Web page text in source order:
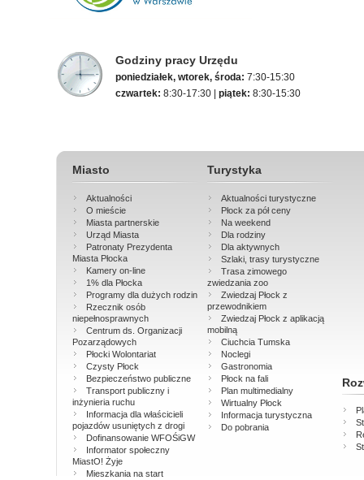
Godziny pracy Urzędu
poniedziałek, wtorek, środa: 7:30-15:30
czwartek: 8:30-17:30 | piątek: 8:30-15:30
Miasto
Aktualności
O mieście
Miasta partnerskie
Urząd Miasta
Patronaty Prezydenta
Miasta Płocka
Kamery on-line
1% dla Płocka
Programy dla dużych rodzin
Rzecznik osób
niepełnosprawnych
Centrum ds. Organizacji
Pozarządowych
Płocki Wolontariat
Czysty Płock
Bezpieczeństwo publiczne
Transport publiczny i
inżynieria ruchu
Informacja dla właścicieli
pojazdów usuniętych z drogi
Dofinansowanie WFOŚiGW
Informator społeczny
MiastO! Żyje
Mieszkania na start
Turystyka
Aktualności turystyczne
Płock za pół ceny
Na weekend
Dla rodziny
Dla aktywnych
Szlaki, trasy turystyczne
Trasa zimowego
zwiedzania zoo
Zwiedzaj Płock z
przewodnikiem
Zwiedzaj Płock z aplikacją
mobilną
Ciuchcia Tumska
Noclegi
Gastronomia
Płock na fali
Plan multimedialny
Wirtualny Płock
Informacja turystyczna
Do pobrania